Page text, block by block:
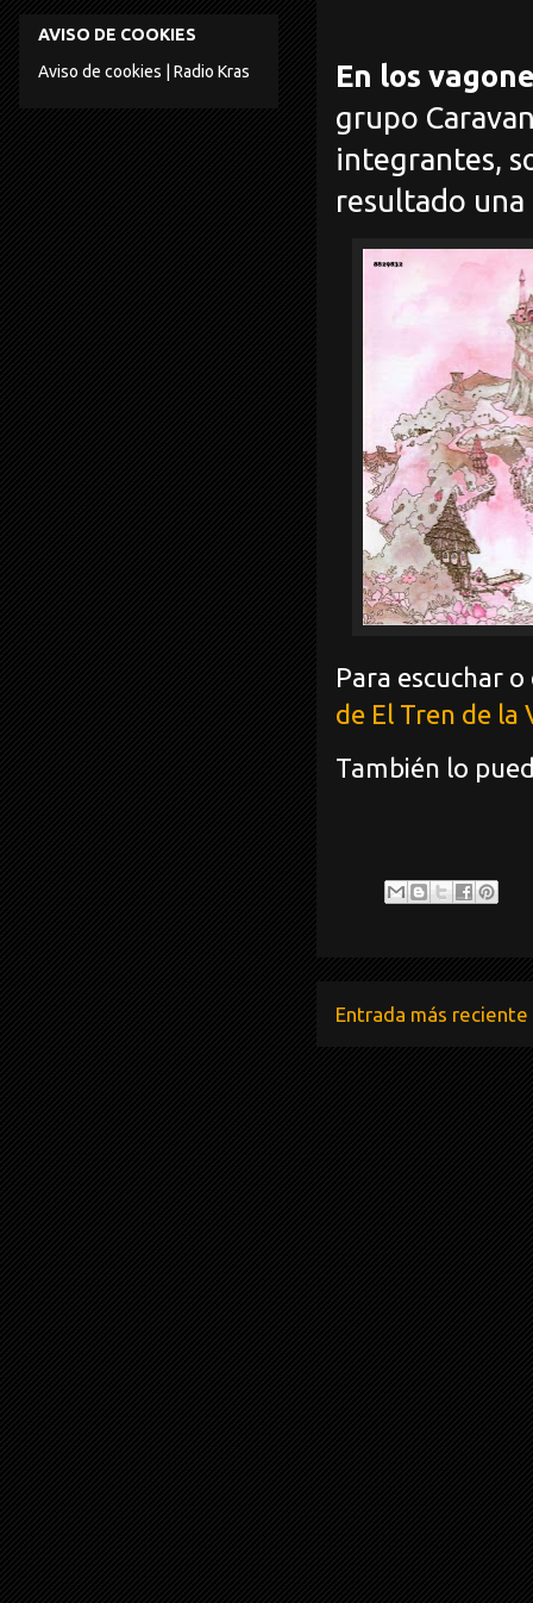
En los
grupo
integrantes,
resultado
Para escuchar
de El Tren de la
También lo
Entrada más reciente
AVISO DE COOKIES
Aviso de cookies | Radio Kras